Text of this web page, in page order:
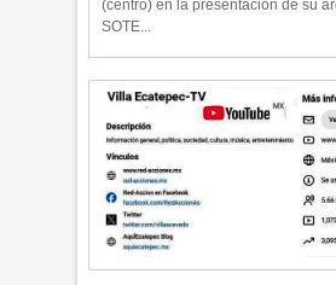
(centro) en la presentación de su
SOTE...